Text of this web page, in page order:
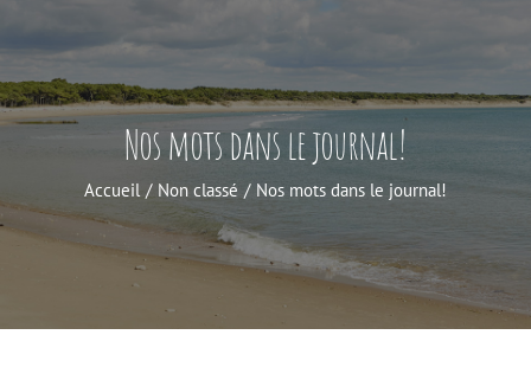
Nos mots dans le journal!
Accueil Non classé Nos mots dans le journal!